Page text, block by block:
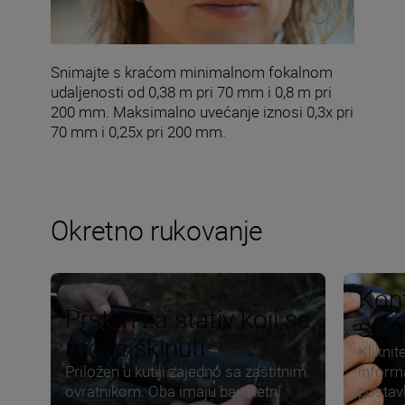
Snimajte s kraćom minimalnom fokalnom
udaljenosti od 0,38 m pri 70 mm i 0,8 m pri
200 mm. Maksimalno uvećanje iznosi 0,3x pri
70 mm i 0,25x pri 200 mm.
Okretno rukovanje
Prsten za stativ koji se
može skinuti
Priložen u kutiji zajedno sa zaštitnim
ovratnikom. Oba imaju bajonetni
se